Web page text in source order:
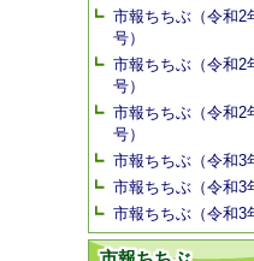
市報ちちぶ（令和2
号）
市報ちちぶ（令和2
号）
市報ちちぶ（令和2
号）
市報ちちぶ（令和3
市報ちちぶ（令和3
市報ちちぶ（令和3